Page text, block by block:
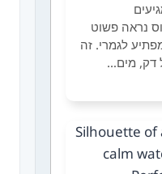
נראה פשוט
לגמרי. זה
דק, מים…